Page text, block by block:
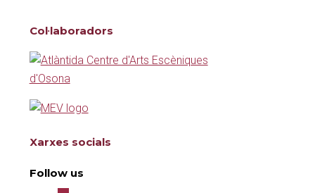
Col·laboradors
Xarxes socials
Follow us